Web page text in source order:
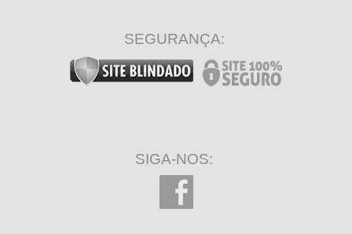
SEGURANÇA:
SIGA-NOS: